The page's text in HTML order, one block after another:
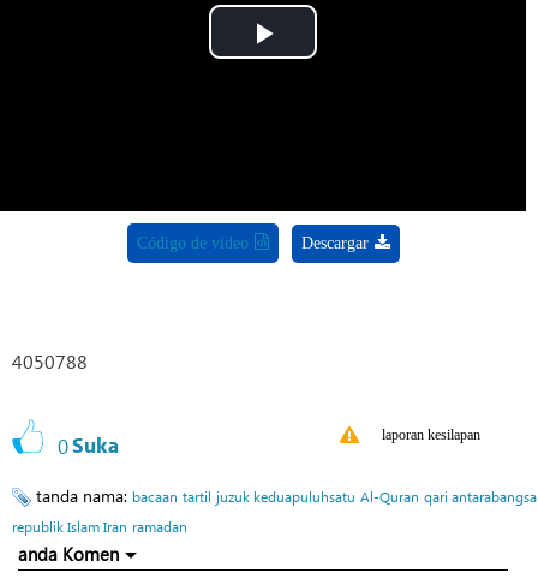
Play
Código de video Descargar
4050788
0Suka laporan kesilapan
tanda nama: bacaan tartil juzuk keduapuluhsatu Al-Quran qari antarabangsa
republik Islam Iran ramadan
anda Komen